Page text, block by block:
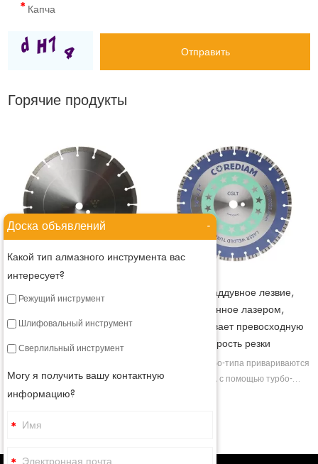
Горячие продукты
Алмазное пильное полотно по
бетону приваривается лазером, в
сегментированному пильному
полотну высокую прочность, а
Турбонаддувное лезвие,
сваренное лазером,
обеспечивает превосходную
скорость резки
Лопасти турбо-типа привариваются
лазером, с помощью турбо-
Доска объявлений -
Какой тип алмазного инструмента вас
интересует?
Режущий инструмент
Шлифовальный инструмент
Сверлильный инструмент
Могу я получить вашу контактную
информацию?